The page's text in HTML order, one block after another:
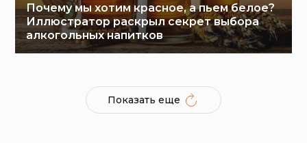
Почему мы хотим красное, а пьем белое?
Иллюстратор раскрыл секрет выбора
алкогольных напитков
Показать еще